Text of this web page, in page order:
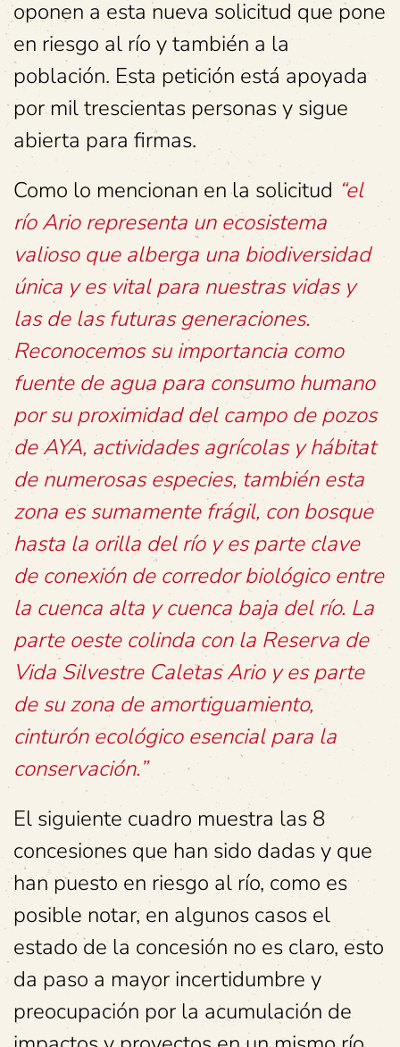
oponen a esta nueva solicitud que pone
en riesgo al río y también a la
población. Esta petición está apoyada
por mil trescientas personas y sigue
abierta para firmas.
Como lo mencionan en la solicitud “el
río Ario representa un ecosistema
valioso que alberga una biodiversidad
única y es vital para nuestras vidas y
las de las futuras generaciones.
Reconocemos su importancia como
fuente de agua para consumo humano
por su proximidad del campo de pozos
de AYA, actividades agrícolas y hábitat
de numerosas especies, también esta
zona es sumamente frágil, con bosque
hasta la orilla del río y es parte clave
de conexión de corredor biológico entre
la cuenca alta y cuenca baja del río. La
parte oeste colinda con la Reserva de
Vida Silvestre Caletas Ario y es parte
de su zona de amortiguamiento,
cinturón ecológico esencial para la
conservación.”
El siguiente cuadro muestra las 8
concesiones que han sido dadas y que
han puesto en riesgo al río, como es
posible notar, en algunos casos el
estado de la concesión no es claro, esto
da paso a mayor incertidumbre y
preocupación por la acumulación de